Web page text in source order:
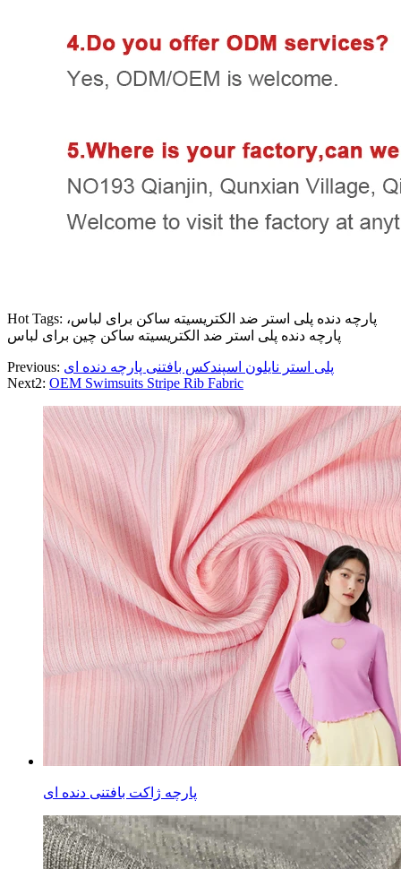
Hot Tags: پارچه دنده پلی استر ضد الکتریسیته ساکن برای لباس،
پارچه دنده پلی استر ضد الکتریسیته ساکن چین برای لباس
Previous: پلی استر نایلون اسپندکس بافتنی پارچه دنده ای
Next2: OEM Swimsuits Stripe Rib Fabric
پارچه ژاکت بافتنی دنده ای